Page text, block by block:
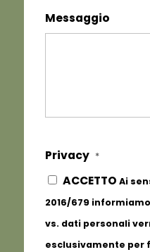
Messaggio
Privacy *
ACCETTO Ai
2016/679
vs. dati personali
esclusivamente